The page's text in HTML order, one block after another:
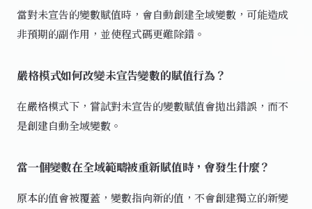
當對未宣告的變數賦值時，會自動創建全域變數，可能造成
非預期的副作用，並使程式碼更難除錯。
嚴格模式如何改變未宣告變數的賦值行為？
在嚴格模式下，嘗試對未宣告的變數賦值會拋出錯誤，而不
是創建自動全域變數。
當一個變數在全域範疇被重新賦值時，會發生什麼？
原本的值會被覆蓋，變數指向新的值，不會創建獨立的新變